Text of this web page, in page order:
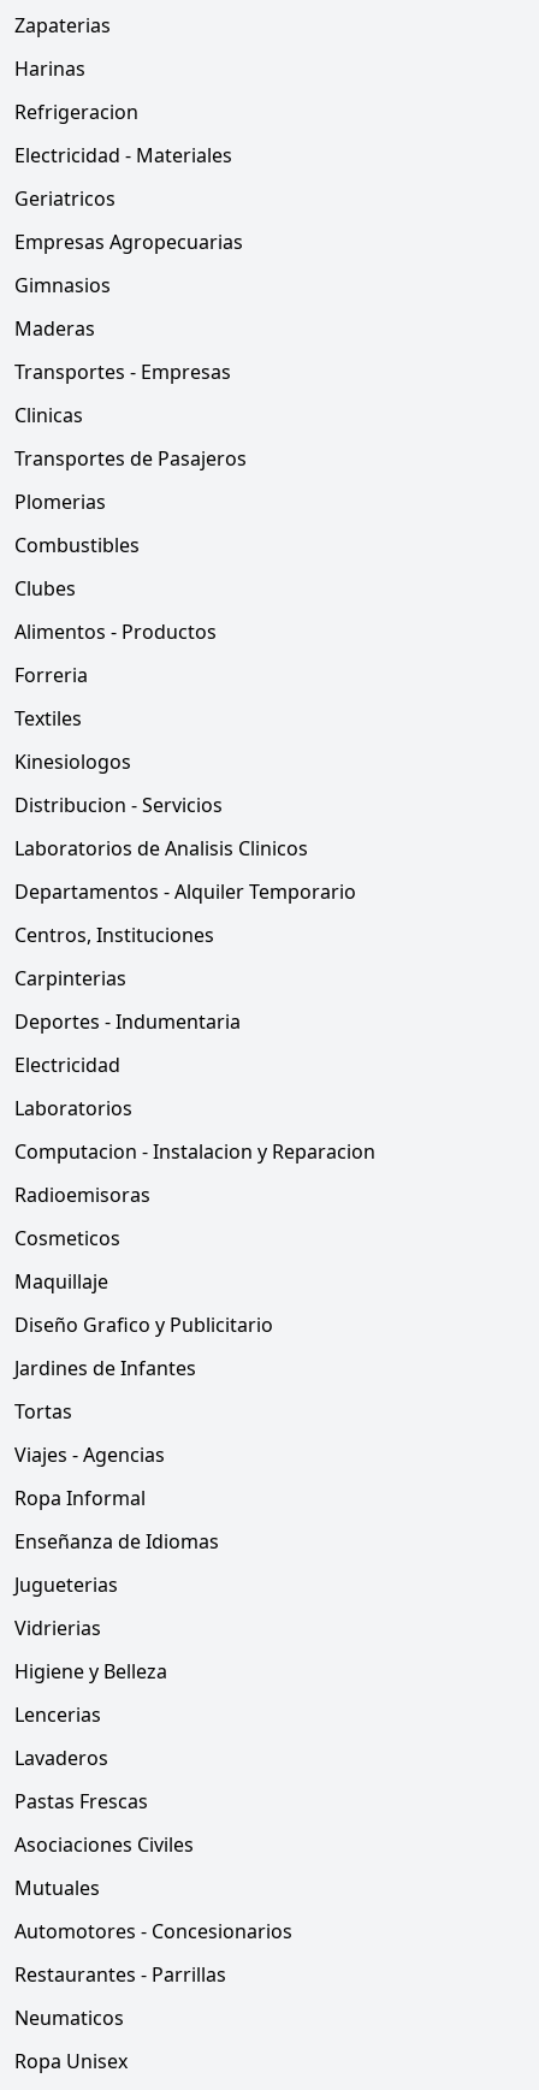
Zapaterias
Harinas
Refrigeracion
Electricidad - Materiales
Geriatricos
Empresas Agropecuarias
Gimnasios
Maderas
Transportes - Empresas
Clinicas
Transportes de Pasajeros
Plomerias
Combustibles
Clubes
Alimentos - Productos
Forreria
Textiles
Kinesiologos
Distribucion - Servicios
Laboratorios de Analisis Clinicos
Departamentos - Alquiler Temporario
Centros, Instituciones
Carpinterias
Deportes - Indumentaria
Electricidad
Laboratorios
Computacion - Instalacion y Reparacion
Radioemisoras
Cosmeticos
Maquillaje
Diseño Grafico y Publicitario
Jardines de Infantes
Tortas
Viajes - Agencias
Ropa Informal
Enseñanza de Idiomas
Jugueterias
Vidrierias
Higiene y Belleza
Lencerias
Lavaderos
Pastas Frescas
Asociaciones Civiles
Mutuales
Automotores - Concesionarios
Restaurantes - Parrillas
Neumaticos
Ropa Unisex